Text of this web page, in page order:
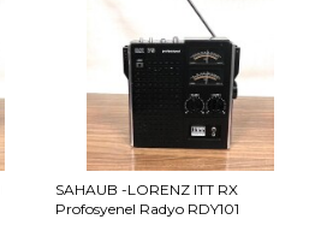
SAHAUB -LORENZ ITT RX
Profosyenel Radyo RDY101